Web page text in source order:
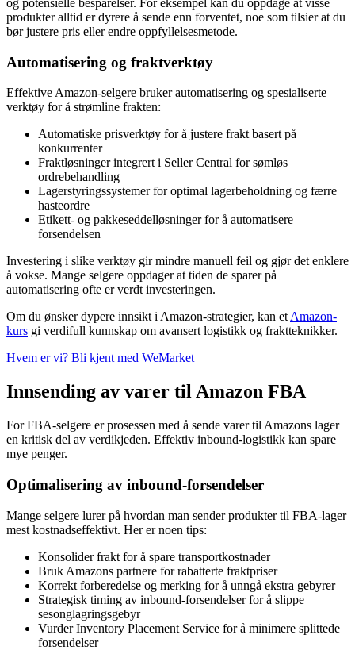
produkter alltid er dyrere å sende enn forventet, noe som tilsier at du
bør justere pris eller endre oppfyllelsesmetode.
Automatisering og fraktverktøy
Effektive Amazon-selgere bruker automatisering og spesialiserte
verktøy for å strømline frakten:
Automatiske prisverktøy for å justere frakt basert på
konkurrenter
Fraktløsninger integrert i Seller Central for sømløs
ordrebehandling
Lagerstyringssystemer for optimal lagerbeholdning og færre
hasteordre
Etikett- og pakkeseddelløsninger for å automatisere
forsendelsen
Investering i slike verktøy gir mindre manuell feil og gjør det enklere
å vokse. Mange selgere oppdager at tiden de sparer på
automatisering ofte er verdt investeringen.
Om du ønsker dypere innsikt i Amazon-strategier, kan et Amazon-
kurs gi verdifull kunnskap om avansert logistikk og fraktteknikker.
Hvem er vi? Bli kjent med WeMarket
Innsending av varer til Amazon FBA
For FBA-selgere er prosessen med å sende varer til Amazons lager
en kritisk del av verdikjeden. Effektiv inbound-logistikk kan spare
mye penger.
Optimalisering av inbound-forsendelser
Mange selgere lurer på hvordan man sender produkter til FBA-lager
mest kostnadseffektivt. Her er noen tips:
Konsolider frakt for å spare transportkostnader
Bruk Amazons partnere for rabatterte fraktpriser
Korrekt forberedelse og merking for å unngå ekstra gebyrer
Strategisk timing av inbound-forsendelser for å slippe
sesonglagringsgebyr
Vurder Inventory Placement Service for å minimere splittede
forsendelser